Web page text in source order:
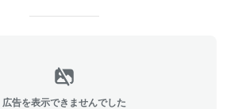
広告を表示できませんでした